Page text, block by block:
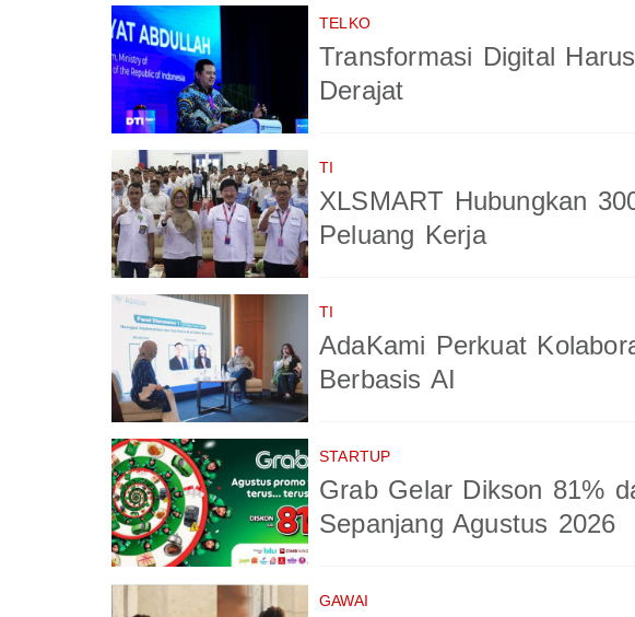
TELKO
Transformasi Digital
Derajat
TI
XLSMART Hubungkan
Peluang Kerja
TI
AdaKami Perkuat
Berbasis AI
STARTUP
Grab Gelar Dikson 81%
Sepanjang Agustus 2026
GAWAI